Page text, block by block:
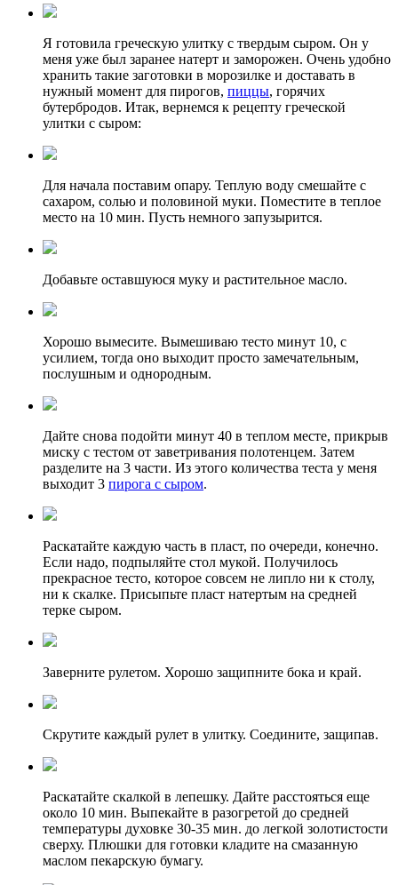
Я готовила греческую улитку с твердым сыром. Он у
меня уже был заранее натерт и заморожен. Очень удобно
хранить такие заготовки в морозилке и доставать в
нужный момент для пирогов, пиццы, горячих
бутербродов. Итак, вернемся к рецепту греческой
улитки с сыром:
Для начала поставим опару. Теплую воду смешайте с
сахаром, солью и половиной муки. Поместите в теплое
место на 10 мин. Пусть немного запузырится.
Добавьте оставшуюся муку и растительное масло.
Хорошо вымесите. Вымешиваю тесто минут 10, с
усилием, тогда оно выходит просто замечательным,
послушным и однородным.
Дайте снова подойти минут 40 в теплом месте, прикрыв
миску с тестом от заветривания полотенцем. Затем
разделите на 3 части. Из этого количества теста у меня
выходит 3 пирога с сыром.
Раскатайте каждую часть в пласт, по очереди, конечно.
Если надо, подпыляйте стол мукой. Получилось
прекрасное тесто, которое совсем не липло ни к столу,
ни к скалке. Присыпьте пласт натертым на средней
терке сыром.
Заверните рулетом. Хорошо защипните бока и край.
Скрутите каждый рулет в улитку. Соедините, защипав.
Раскатайте скалкой в лепешку. Дайте расстояться еще
около 10 мин. Выпекайте в разогретой до средней
температуры духовке 30-35 мин. до легкой золотистости
сверху. Плюшки для готовки кладите на смазанную
маслом пекарскую бумагу.